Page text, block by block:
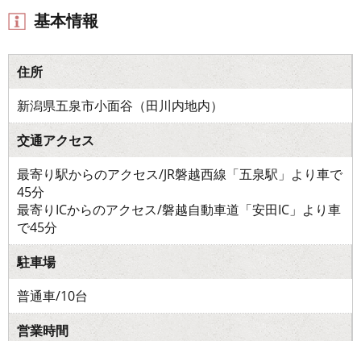
基本情報
住所
新潟県五泉市小面谷（田川内地内）
交通アクセス
最寄り駅からのアクセス/JR磐越西線「五泉駅」より車で
45分
最寄りICからのアクセス/磐越自動車道「安田IC」より車
で45分
駐車場
普通車/10台
営業時間